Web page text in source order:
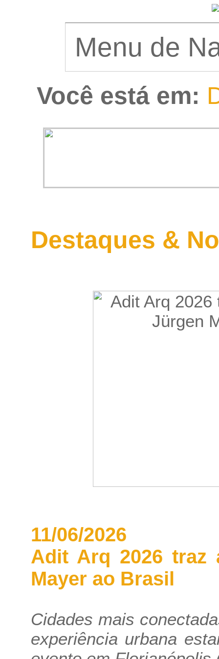
Você está em:
Destaques &
11/06/2026
Adit Arq 2026 traz
Mayer ao Brasil
Cidades mais
experiência urbana